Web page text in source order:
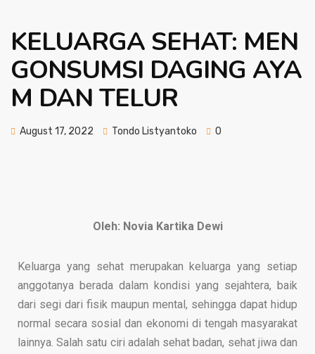
KELUARGA SEHAT: MEN
GONSUMSI DAGING AYA
M DAN TELUR
August 17, 2022 Tondo Listyantoko 0
Oleh: Novia Kartika Dewi
Keluarga yang sehat merupakan keluarga yang setiap
anggotanya berada dalam kondisi yang sejahtera, baik
dari segi dari fisik maupun mental, sehingga dapat hidup
normal secara sosial dan ekonomi di tengah masyarakat
lainnya. Salah satu ciri adalah sehat badan, sehat jiwa dan